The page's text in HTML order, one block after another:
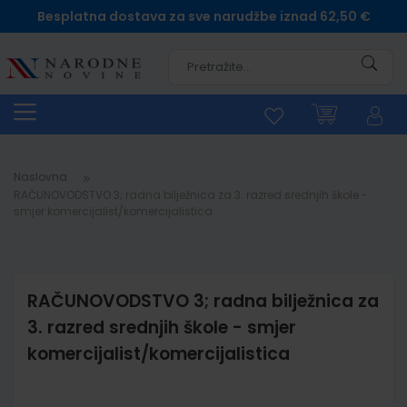
Besplatna dostava za sve narudžbe iznad 62,50 €
Naslovna
RAČUNOVODSTVO 3; radna bilježnica za
3. razred srednjih škole - smjer
komercijalist/komercijalistica